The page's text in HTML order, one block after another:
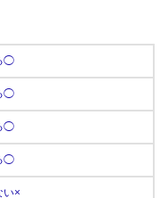
◯
◯
◯
◯
い×